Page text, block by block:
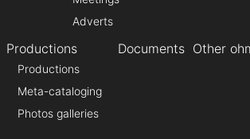
Adverts
Productions
Productions
Meta-cataloging
Photos galleries
Documents Other